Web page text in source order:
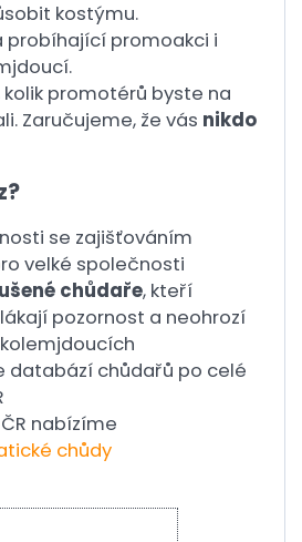
kostýmu.
probíhající promoakci i
kolik promotérů byste na
Zaručujeme, že vás nikdo
se zajišťováním
velké společnosti
chůdaře, kteří
pozornost a neohrozí
databází chůdařů po celé
nabízíme
chůdy